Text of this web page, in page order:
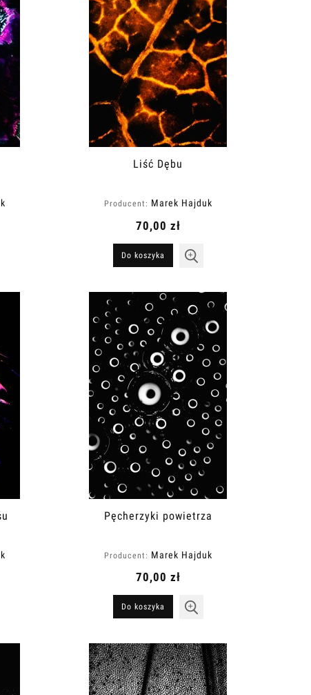
Liść Dębu
Producent: Marek Hajduk
70,00 zł
Do koszyka
Pęcherzyki powietrza
Producent: Marek Hajduk
70,00 zł
Do koszyka